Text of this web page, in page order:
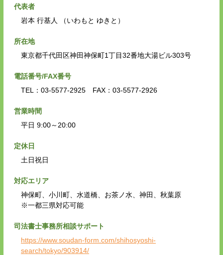
代表者
岩本 行基人 （いわもと ゆきと）
所在地
東京都千代田区神田神保町1丁目32番地大湯ビル303号
電話番号/FAX番号
TEL：03-5577-2925 FAX：03-5577-2926
営業時間
平日 9:00～20:00
定休日
土日祝日
対応エリア
神保町、小川町、水道橋、お茶ノ水、神田、秋葉原
※一都三県対応可能
司法書士事務所相談サポート
https://www.soudan-form.com/shihosyoshi-
search/tokyo/903914/